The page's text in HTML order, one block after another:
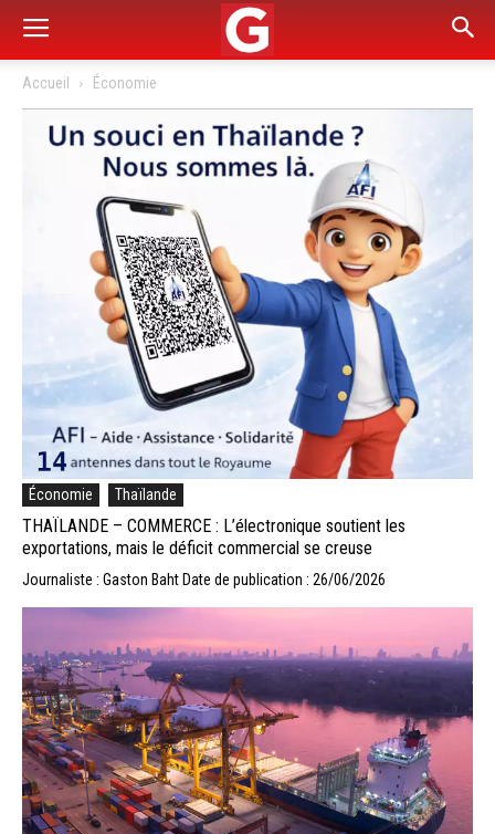
Accueil Économie
Économie Thaïlande
THAÏLANDE – COMMERCE : L’électronique soutient les
exportations, mais le déficit commercial se creuse
Journaliste : Gaston Baht Date de publication : 26/06/2026